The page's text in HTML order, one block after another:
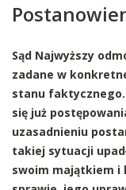
Sąd Najwyższy
zadane w
stanu faktycznego.
się już
uzasadnieniu
takiej sytuacji
swoim majątkiem i